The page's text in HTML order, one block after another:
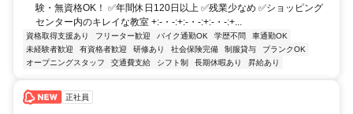
験・無資格OK！ ✅年間休日120日以上 ✅残業少なめ ✅ショッピング
センター内のキレイな教室 +:-・-:+:-・-:+:-・-:+...
資格取得支援あり フリーター歓迎 バイク通勤OK 学歴不問
車通勤OK
未経験者歓迎
有資格者歓迎 研修あり 社会保険完備 制服貸与
ブランクOK
オープニングスタッフ
交通費支給 シフト制 長期休暇あり 昇給あり
正社員